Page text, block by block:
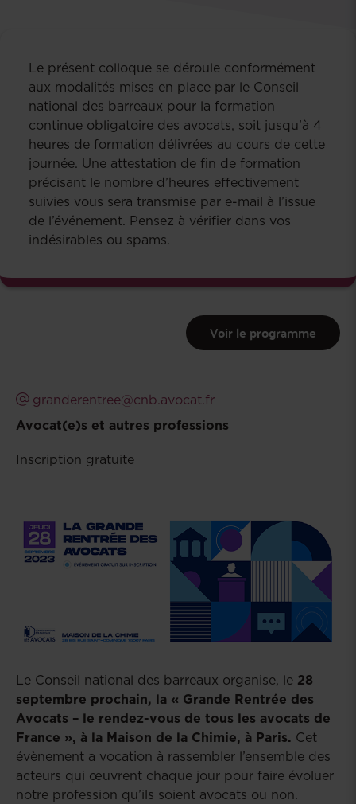
Le présent colloque se déroule conformément
aux modalités mises en place par le Conseil
national des barreaux pour la formation
continue obligatoire des avocats, soit jusqu’à 4
heures de formation délivrées au cours de cette
journée. Une attestation de fin de formation
précisant le nombre d’heures effectivement
suivies vous sera transmise par e-mail à l’issue
de l’événement. Pensez à vérifier dans vos
indésirables ou spams.
Voir le programme
granderentree@cnb.avocat.fr
Avocat(e)s et autres professions
Inscription gratuite
Le Conseil national des barreaux organise, le 28
septembre prochain, la « Grande Rentrée des
Avocats – le rendez-vous de tous les avocats de
France », à la Maison de la Chimie, à Paris. Cet
évènement a vocation à rassembler l’ensemble des
acteurs qui œuvrent chaque jour pour faire évoluer
notre profession qu’ils soient avocats ou non.